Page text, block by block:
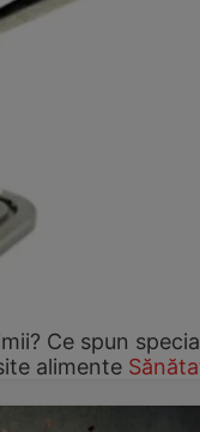
Ce spun
alimente